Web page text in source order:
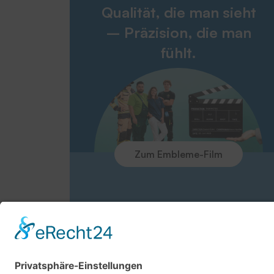
Qualität, die man sieht
– Präzision, die man
fühlt.
Zum Embleme-Film